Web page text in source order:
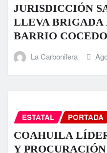
JURISDICCIÓN
LLEVA BRIGADA
BARRIO
La Carbonifera
ESTATAL PORTADA
COAHUILA
Y